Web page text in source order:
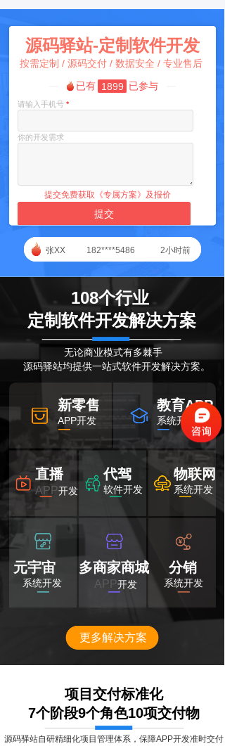
源码驿站-定制软件开发
按需定制 / 源码交付 / 数据安全 / 专业售后
已参与
已有 1899
请输入手机号 *
你的开发需求
提交
提交免费获取《专属方案》及报价
张XX 182****5486 2小时前
108个行业
定制软件开发解决方案
无论商业模式有多棘手
源码驿站均提供一站式软件开发解决方案。
新零售 教育APP
APP开发 系统开发
物联网
直播 代驾
APP开发 软件开发 系统开发
分销
多商家商城
元宇宙
系统开发
系统开发 APP开发
更多解决方案
项目交付标准化
7个阶段9个角色10项交付物
源码驿站自研精细化项目管理体系，保障APP开发准时交付